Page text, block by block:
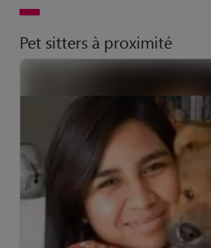
Pet sitters à proximité